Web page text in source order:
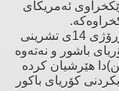
ئەمریكای
- لە میانی جەنگی نیوەدورگەی كۆریادا ‌و ڕۆژی 14ی تشرینی
كۆریای باشور ‌و نەتەوە
هێرشیان كردە
كۆریای باكور